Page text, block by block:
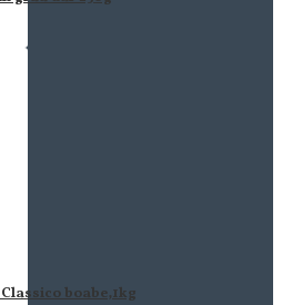
boabe,1kg